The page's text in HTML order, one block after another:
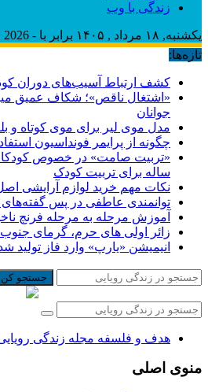
زندگی با وب
یکشنبه, ۱۸ مرداد , ۱۴۰۵ برابر با - Sunday, 9 August , 2026
تازه‌ها:
کشف ارتباط آسیب‌های دوران
«اشتغال ناقص»؛ شکاف عمیق
جوانان
مدل موی لیر برای موی کوتاه و
چگونه از پرایمر فونداسیون
ساله برای تربیت کودک
نکات مهم خرید لوازم آرایشی
توانمندی عاطفی در پس
آموزش مرحله به مرحله فرنچ
زائر اولی های حرم، گرمای
انیمیشن «یارپ» وارد فاز تولید
جستجو کن
هدف و فلسفه مجله زندگی
منوی اصلی